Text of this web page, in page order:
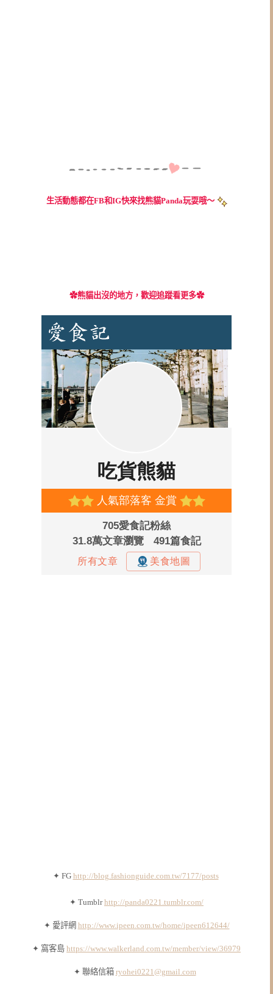
生活動態都在FB和IG快來找熊貓Panda玩耍哦～
✿熊貓出沒的地方，歡迎追蹤看更多✿
✦ FG http://blog.fashionguide.com.tw/7177/posts
✦ Tumblrhttp://panda0221.tumblr.com/
✦ 愛評網 http://www.ipeen.com.tw/home/ipeen612644/
✦ 窩客島 https://www.walkerland.com.tw/member/view/36979
✦ 聯絡信箱 ryohei0221@gmail.com